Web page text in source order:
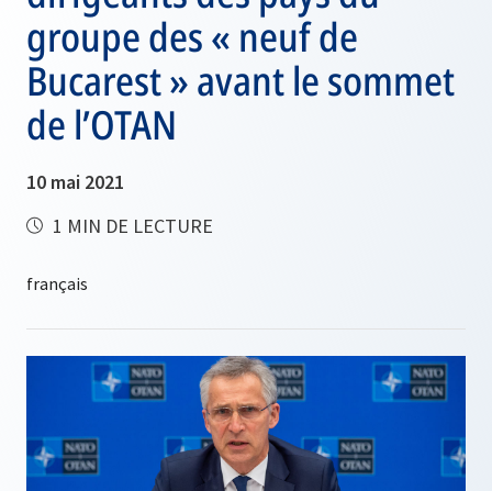
groupe des « neuf de
Bucarest » avant le sommet
de l’OTAN
10 mai 2021
1 MIN DE LECTURE